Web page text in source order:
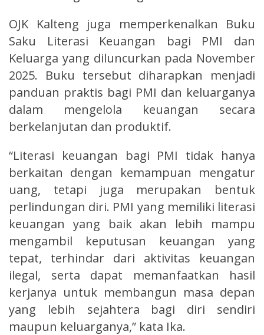
OJK Kalteng juga memperkenalkan Buku
Saku Literasi Keuangan bagi PMI dan
Keluarga yang diluncurkan pada November
2025. Buku tersebut diharapkan menjadi
panduan praktis bagi PMI dan keluarganya
dalam mengelola keuangan secara
berkelanjutan dan produktif.
“Literasi keuangan bagi PMI tidak hanya
berkaitan dengan kemampuan mengatur
uang, tetapi juga merupakan bentuk
perlindungan diri. PMI yang memiliki literasi
keuangan yang baik akan lebih mampu
mengambil keputusan keuangan yang
tepat, terhindar dari aktivitas keuangan
ilegal, serta dapat memanfaatkan hasil
kerjanya untuk membangun masa depan
yang lebih sejahtera bagi diri sendiri
maupun keluarganya,” kata Ika.